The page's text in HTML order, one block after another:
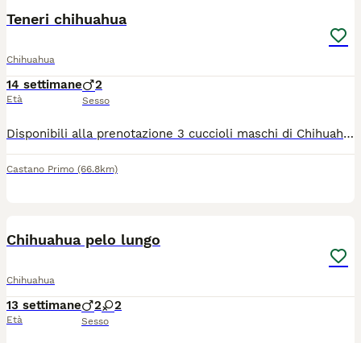
Teneri chihuahua
Chihuahua
14 settimane
Età
2
Sesso
Disponibili alla prenotazione 3 cuccioli maschi di Chihuahua nati il 29/04/2026 da genitori di nostra proprietà, visibili. I cuccioli vengono cresciuti in ambiente familiare e saranno ceduti al compimento dei 70 giorni con: ? Pedigree ENCI ? Microchip ? Libretto sanitario ? Vaccinazioni eseguite ? Sverminazioni effettuate e annotate Colorazioni presenti in cucciolata: blue/lilac sable scuro con mascherina I cuccioli saranno visibili solo a persone realmente interessate e amanti della razza. Disponibili ulteriori foto e video in privato. Per informazioni contattare telefonicamente
Castano Primo (66.8km)
Chihuahua pelo lungo
Chihuahua
13 settimane
Età
2 2
Sesso